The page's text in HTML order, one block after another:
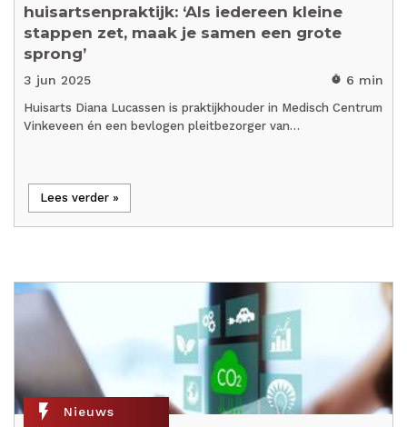
huisartsenpraktijk: ‘Als iedereen kleine
stappen zet, maak je samen een grote
sprong’
3 jun 2025 timer 6 min
Huisarts Diana Lucassen is praktijkhouder in Medisch Centrum
Vinkeveen én een bevlogen pleitbezorger van…
Lees verder »
flash_on Nieuws